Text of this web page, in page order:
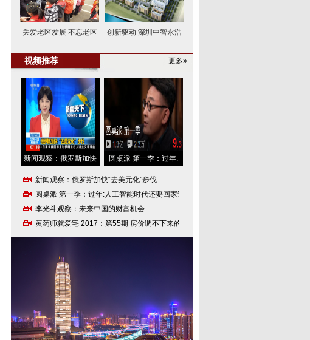
关爱老区发展 不忘老区 创新驱动 深圳中智永浩
视频推荐 更多»
新闻观察：俄罗斯加快 圆桌派 第一季：过年:
新闻观察：俄罗斯加快“去美元化”步伐
圆桌派 第一季：过年:人工智能时代还要回家过
李光斗观察：未来中国的财富机会
黄药师就爱宅 2017：第55期 房价调不下来的真